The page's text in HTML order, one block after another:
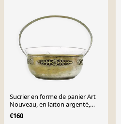
Sucrier en forme de panier Art
Nouveau, en laiton argenté,
Autriche, années 1920
€160